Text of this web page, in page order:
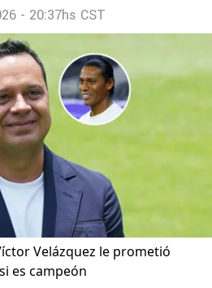
- 20:37hs CST
Velázquez le prometió
es campeón